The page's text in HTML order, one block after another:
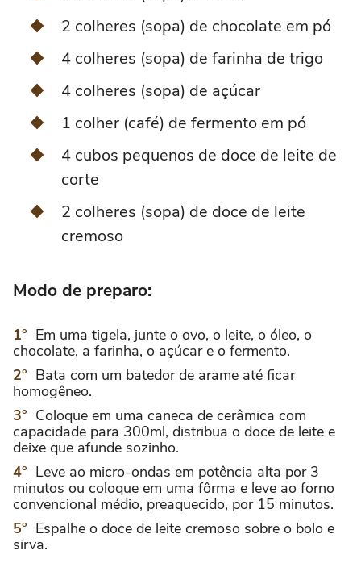
2 colheres (sopa) de chocolate em pó
4 colheres (sopa) de farinha de trigo
4 colheres (sopa) de açúcar
1 colher (café) de fermento em pó
4 cubos pequenos de doce de leite de
corte
2 colheres (sopa) de doce de leite
cremoso
Modo de preparo:
Em uma tigela, junte o ovo, o leite, o óleo, o
chocolate, a farinha, o açúcar e o fermento.
Bata com um batedor de arame até ficar
homogêneo.
Coloque em uma caneca de cerâmica com
capacidade para 300ml, distribua o doce de leite e
deixe que afunde sozinho.
Leve ao micro-ondas em potência alta por 3
minutos ou coloque em uma fôrma e leve ao forno
convencional médio, preaquecido, por 15 minutos.
Espalhe o doce de leite cremoso sobre o bolo e
sirva.